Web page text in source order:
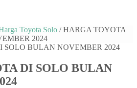
Toyota Solo /HARGA TOYOTA
2024
DI SOLO BULAN